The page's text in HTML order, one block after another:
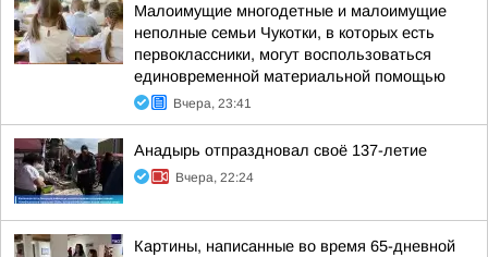
Малоимущие многодетные и малоимущие
неполные семьи Чукотки, в которых есть
первоклассники, могут воспользоваться
единовременной материальной помощью
Вчера, 23:41
Анадырь отпраздновал своё 137-летие
Вчера, 22:24
Картины, написанные во время 65-дневной